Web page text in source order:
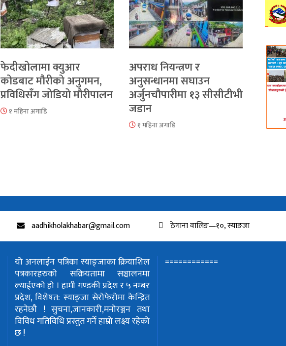
फेदीखोलामा क्युआर
कोडबाट मौरीको अनुगमन,
प्रविधिसँग जोडियो मौरीपालन
१ महिना अगाडि
अपराध नियन्त्रण र
अनुसन्धानमा सघाउन
अर्जुनचौपारीमा १३ सीसीटीभी
जडान
१ महिना अगाडि
aadhikholakhabar@gmail.com ठेगाना वालिङ—१०, स्याङजा
यो अनलाईन पत्रिका स्याङ्जाका क्रियाशिल
पत्रकारहरुको सक्रियतामा सञ्चालनमा
ल्याईएको हो । हामी गण्डकी प्रदेश र ५ नम्बर
प्रदेश, विशेषत: स्याङ्जा सेरोफेरोमा केन्द्रित
रहनेछौ !सुचना,जानकारी,मनोरञ्जन तथा
विविध गतिविधि प्रस्तुत गर्ने हाम्रो लक्ष्य रहेको
छ !
============